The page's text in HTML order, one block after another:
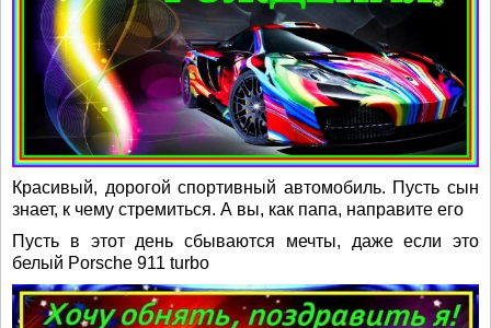
Красивый, дорогой спортивный автомобиль. Пусть сын
знает, к чему стремиться. А вы, как папа, направите его
Пусть в этот день сбываются мечты, даже если это
белый Porsche 911 turbo